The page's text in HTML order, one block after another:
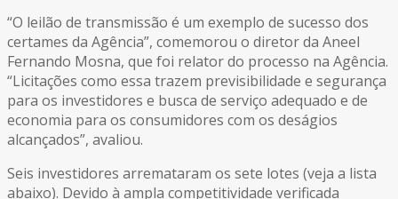
“O leilão de transmissão é um exemplo de sucesso dos
certames da Agência”, comemorou o diretor da Aneel
Fernando Mosna, que foi relator do processo na Agência.
“Licitações como essa trazem previsibilidade e segurança
para os investidores e busca de serviço adequado e de
economia para os consumidores com os deságios
alcançados”, avaliou.
Seis investidores arremataram os sete lotes (veja a lista
abaixo). Devido à ampla competitividade verificada